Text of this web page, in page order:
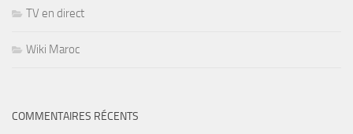
TV en direct
Wiki Maroc
COMMENTAIRES RÉCENTS